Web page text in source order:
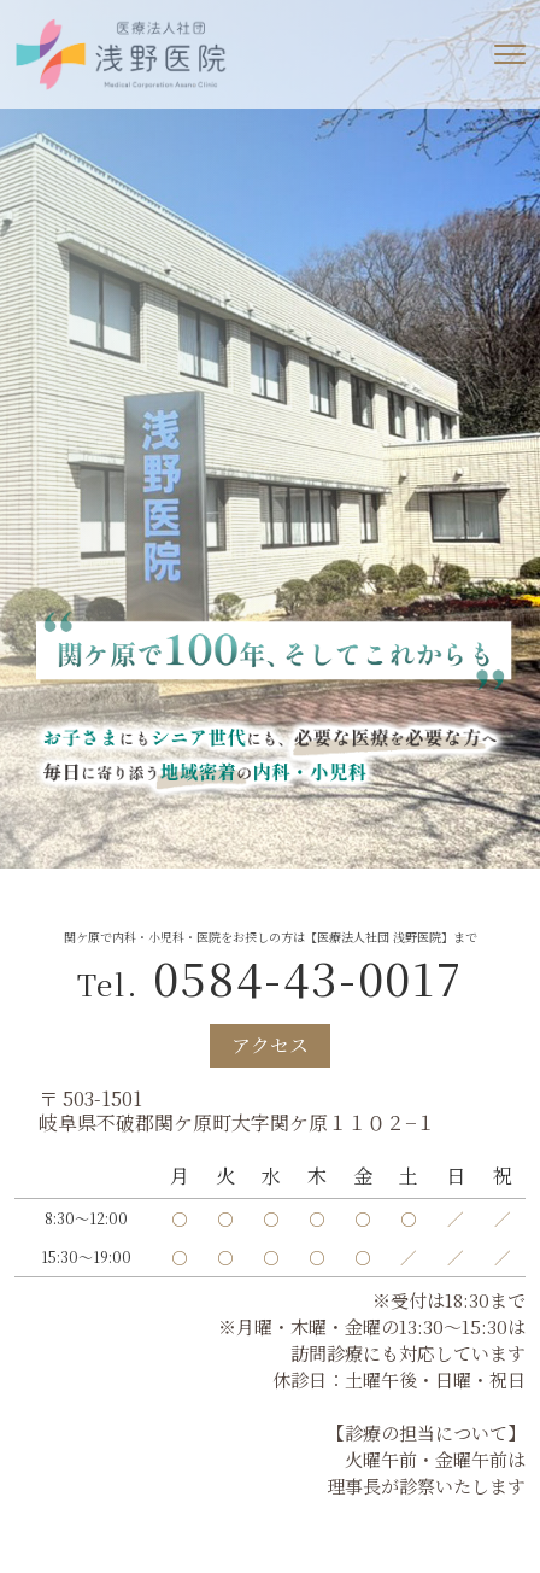
関ケ原で内科・小児科・医院をお探しの方は【医療法人社団 浅野医院】まで
Tel. 0584-43-0017
アクセス
〒 503-1501
岐阜県不破郡関ケ原町大字関ケ原１１０２−１
月
火 水 木 金 土 日 祝
8:30～12:00 〇 〇 〇 〇 〇 〇 ／ ／
15:30～19:00 〇 〇 〇 〇 〇 ／ ／ ／
※受付は18:30まで
※月曜・木曜・金曜の13:30～15:30は
訪問診療にも対応しています
休診日：土曜午後・日曜・祝日
【診療の担当について】
火曜午前・金曜午前は
理事長が診察いたします